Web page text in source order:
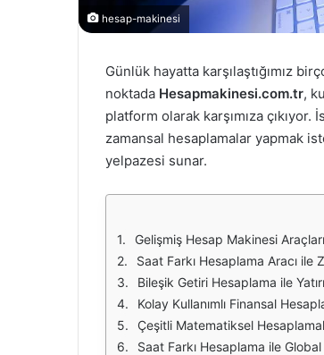
hesap-makinesi
Günlük hayatta karşılaştığımız
noktada Hesapmakinesi.com.tr,
platform olarak karşımıza çıkıyor.
zamansal hesaplamalar yapmak
yelpazesi sunar.
Gelişmiş Hesap Makinesi
Saat Farkı Hesaplama Aracı ile
Bileşik Getiri Hesaplama ile
Kolay Kullanımlı Finansal
Çeşitli Matematiksel
Saat Farkı Hesaplama ile